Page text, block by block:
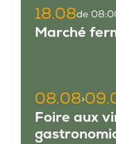
18.08de
Marché
08.08>
Foire aux